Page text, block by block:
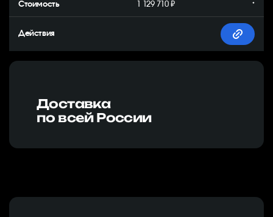
1 129 710 ₽ *
Доставка
по всей России